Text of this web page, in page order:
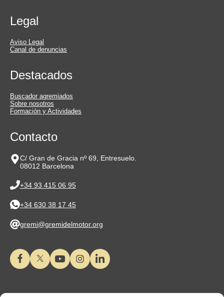
Legal
Aviso Legal
Canal de denuncias
Destacados
Buscador agremiados
Sobre nosotros
Formación y Actividades
Contacto
C/ Gran de Gracia nº 69, Entresuelo.
08012 Barcelona
+34 93 415 06 95
+34 630 38 17 45
gremi@gremidelmotor.org